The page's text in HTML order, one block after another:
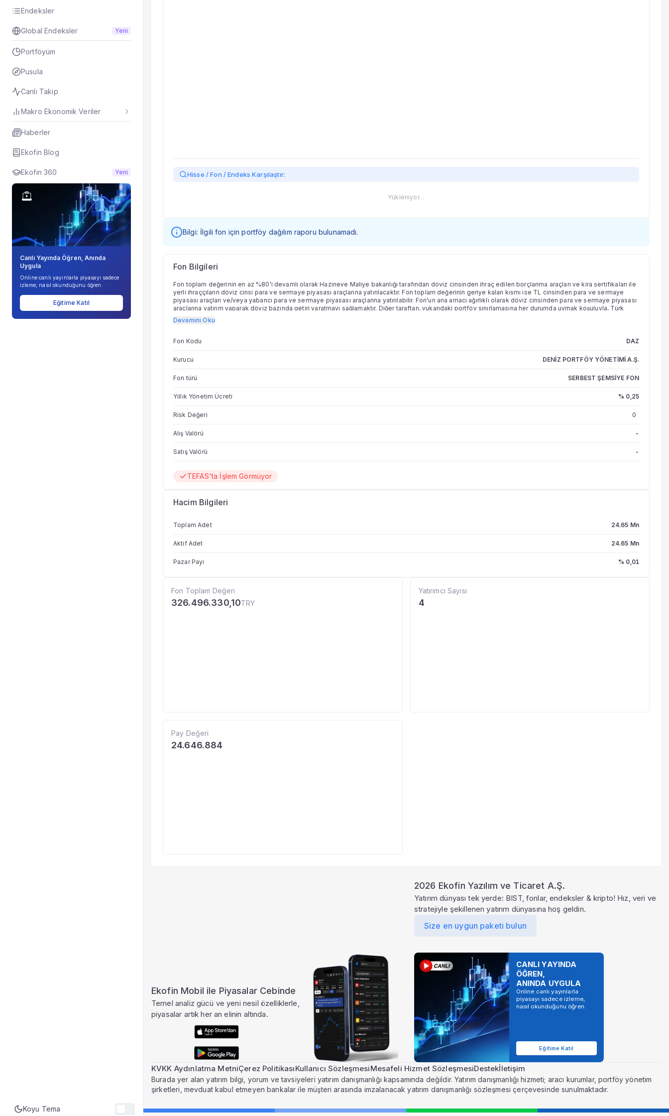
Endeksler
Global Endeksler Yeni
Portföyüm
Pusula
Canlı Takip
Makro Ekonomik Veriler
Haberler
Ekofin Blog
Ekofin 360 Yeni
Canlı Yayında Öğren, Anında
Uygula
Online canlı yayınlarla piyasayı sadece
izleme, nasıl okunduğunu öğren.
Eğitime Katıl
Koyu Tema
Hisse / Fon / Endeks Karşılaştır:
Yükleniyor…
Bilgi: İlgili fon için portföy dağılım raporu bulunamadı.
Fon Bilgileri
Fon toplam değerinin en az %80'i devamlı olarak Hazineve Maliye bakanlığı tarafından döviz cinsinden ihraç edilen borçlanma araçları ve kira sertifikaları ile
yerli ihraççıların döviz cinsi para ve sermaye piyasası araçlarına yatırılacaktır. Fon toplam değerinin geriye kalan kısmı ise TL cinsinden para ve sermaye
piyasası araçları ve/veya yabancı para ve sermaye piyasası araçlarına yatırılabilir. Fon'un ana amacı ağırlıklı olarak döviz cinsinden para ve sermaye piyasası
araçlarına yatırım yaparak döviz bazında getiri yaratmayı sağlamaktır. Diğer taraftan, yukarıdaki portföy sınırlamasına her durumda uymak koşuluyla, Türk
Lirası cinsinden para ve sermaye piyasası araçlarına ve/veya yabancı ihraççıların para ve sermaye piyasası araçlarına ve/veya diğer varlıklara, araçlara,
işlemlere ve sözleşmelere yatırım yapılarak, fon portföyünün para birimi karması ve varlık karması çeşitlendirilebilecektir. Söz konusu yatırım hedeflerine
kısa pozisyonlardan oluşan bir portföy karması şeklinde oluşturulabilecektir. Uzun ve kısa pozisyonlar fon portföyüne kaldıraçlı olarak dahil edilebilir. Fonun,
hangi bir sınırlama ve yönetim kısıtlaması bulunmamaktadır.
Devamını Oku
Fon Kodu DAZ
Kurucu DENİZ PORTFÖY YÖNETİMİ A.Ş.
Fon türü SERBEST ŞEMSİYE FON
Yıllık Yönetim Ücreti % 0,25
Risk Değeri 0
Alış Valörü -
Satış Valörü -
TEFAS'ta İşlem Görmüyor
Hacim Bilgileri
Toplam Adet 24.65 Mn
Aktif Adet 24.65 Mn
Pazar Payı % 0,01
Fon Toplam Değeri
326.496.330,10TRY
Yatırımcı Sayısı
4
Pay Değeri
24.646.884
Ekofin Mobil ile Piyasalar Cebinde
Temel analiz gücü ve yeni nesil özelliklerle,
piyasalar artık her an elinin altında.
2026 Ekofin Yazılım ve Ticaret A.Ş.
Yatırım dünyası tek yerde: BIST, fonlar, endeksler & kripto! Hız, veri ve
stratejiyle şekillenen yatırım dünyasına hoş geldin.
Size en uygun paketi bulun
CANLI YAYINDA
ÖĞREN,
ANINDA UYGULA
Online canlı yayınlarla
piyasayı sadece izleme,
nasıl okunduğunu öğren.
Eğitime Katıl
KVKK Aydınlatma MetniÇerez PolitikasıKullanıcı SözleşmesiMesafeli Hizmet SözleşmesiDestekİletişim
Burada yer alan yatırım bilgi, yorum ve tavsiyeleri yatırım danışmanlığı kapsamında değildir. Yatırım danışmanlığı hizmeti; aracı kurumlar, portföy yönetim
şirketleri, mevduat kabul etmeyen bankalar ile müşteri arasında imzalanacak yatırım danışmanlığı sözleşmesi çerçevesinde sunulmaktadır.